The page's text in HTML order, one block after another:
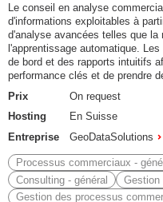
Le conseil en analyse
d'informations exploitables à
d'analyse avancées telles que
l'apprentissage automatique.
de bord et des rapports intuitifs
performance clés et de prendre
Prix
On request
Hosting
En Suisse
Entreprise
GeoDataSolutions
Processus commerciaux -
Consulting - général
Gestion
Gestion des processus